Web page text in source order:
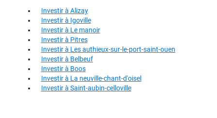
Investir à Alizay
Investir à Igoville
Investir à Le manoir
Investir à Pitres
Investir à Les authieux-sur-le-port-saint-ouen
Investir à Belbeuf
Investir à Boos
Investir à La neuville-chant-d'oisel
Investir à Saint-aubin-celloville